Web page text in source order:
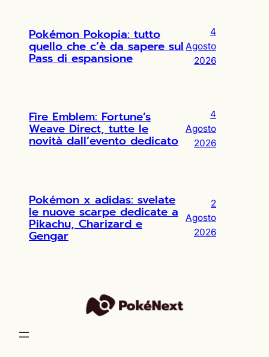
Pokémon Pokopia: tutto
quello che c’è da sapere sul
Pass di espansione
4
Agosto
2026
Fire Emblem: Fortune’s
Weave Direct, tutte le
novità dall’evento dedicato
4
Agosto
2026
Pokémon x adidas: svelate
le nuove scarpe dedicate a
Pikachu, Charizard e
Gengar
2
Agosto
2026